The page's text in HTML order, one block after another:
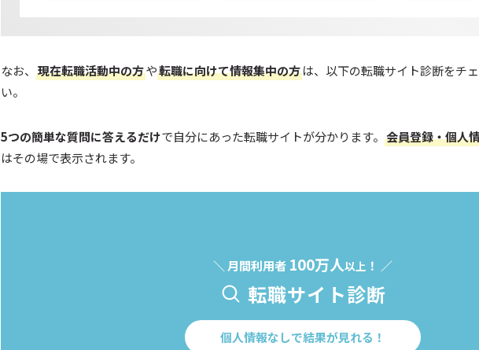
なお、 現在転職活動中の方や転職に向けて情報集中の方は、以下の転職サイト診断をチ
い。
5つの簡単な質問に答えるだけで自分にあった転職サイトが分かります。 会員登録・個人
はその場で表示されます。
＼ 月間利用者 100万人以上 ！ ／
転職サイト診断
個人情報なしで結果が見れる！